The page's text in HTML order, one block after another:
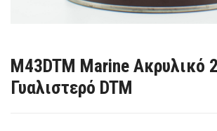
M43DTM Marine Ακρυλικό
Γυαλιστερό DTM